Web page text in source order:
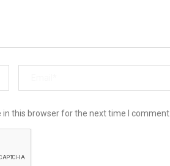
this browser for the next time I comment.